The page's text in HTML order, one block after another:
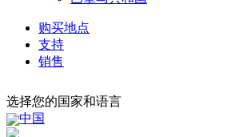
购买地点
支持
销售
选择您的国家和语言
中国